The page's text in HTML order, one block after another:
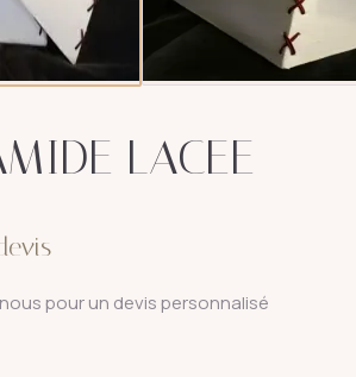
LACEE
pour un devis personnalisé